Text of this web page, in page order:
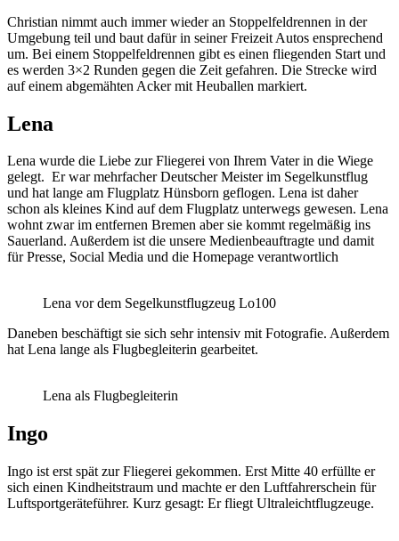
Christian nimmt auch immer wieder an Stoppelfeldrennen in der
Umgebung teil und baut dafür in seiner Freizeit Autos ensprechend
um. Bei einem Stoppelfeldrennen gibt es einen fliegenden Start und
es werden 3×2 Runden gegen die Zeit gefahren. Die Strecke wird
auf einem abgemähten Acker mit Heuballen markiert.
Lena
Lena wurde die Liebe zur Fliegerei von Ihrem Vater in die Wiege
gelegt. Er war mehrfacher Deutscher Meister im Segelkunstflug
und hat lange am Flugplatz Hünsborn geflogen. Lena ist daher
schon als kleines Kind auf dem Flugplatz unterwegs gewesen. Lena
wohnt zwar im entfernen Bremen aber sie kommt regelmäßig ins
Sauerland. Außerdem ist die unsere Medienbeauftragte und damit
für Presse, Social Media und die Homepage verantwortlich
Lena vor dem Segelkunstflugzeug Lo100
Daneben beschäftigt sie sich sehr intensiv mit Fotografie. Außerdem
hat Lena lange als Flugbegleiterin gearbeitet.
Lena als Flugbegleiterin
Ingo
Ingo ist erst spät zur Fliegerei gekommen. Erst Mitte 40 erfüllte er
sich einen Kindheitstraum und machte er den Luftfahrerschein für
Luftsportgeräteführer. Kurz gesagt: Er fliegt Ultraleichtflugzeuge.